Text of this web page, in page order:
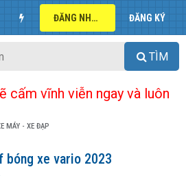
ĐĂNG NHẬP ĐĂNG KÝ
TÌM
cấm vĩnh viễn ngay và luôn
MÁY - XE ĐẠP
bóng xe vario 2023